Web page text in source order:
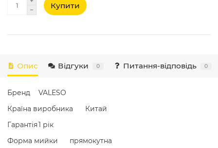
Купити
Опис Відгуки 0 Питання-відповідь 0
Бренд
VALESO
Країна виробника
Китай
Гарантія1 рік
Форма мийки
прямокутна